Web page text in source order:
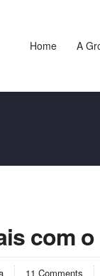
Home A
com
11 Comments